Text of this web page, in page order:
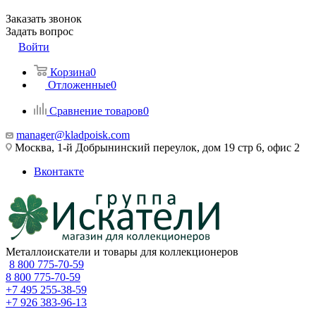
Заказать звонок
Задать вопрос
Войти
Корзина0
Отложенные0
Сравнение товаров0
manager@kladpoisk.com
Москва, 1-й Добрынинский переулок, дом 19 стр 6, офис 2
Вконтакте
Металлоискатели и товары для коллекционеров
8 800 775-70-59
8 800 775-70-59
+7 495 255-38-59
+7 926 383-96-13